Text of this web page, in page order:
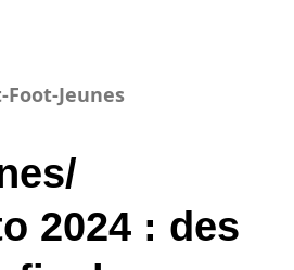
Foot-Jeunes
2024 : des